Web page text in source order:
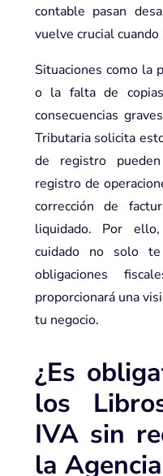
contable pasan
vuelve crucial
Situaciones como la
o la falta de
consecuencias
Tributaria solicita
de registro
registro de
corrección de
liquidado. Por
cuidado no solo
obligaciones
proporcionará una
tu negocio.
¿Es
los
IVA sin
la